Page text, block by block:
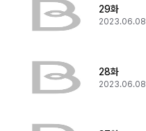
29화
2023.06.08
28화
2023.06.08